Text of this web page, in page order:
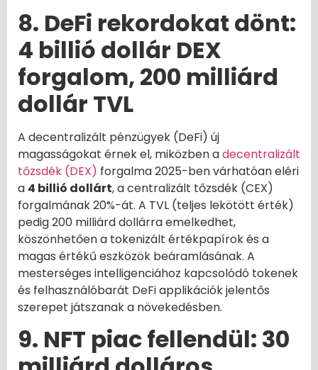
8. DeFi rekordokat dönt:
4 billió dollár DEX
forgalom, 200 milliárd
dollár TVL
A decentralizált pénzügyek (DeFi) új
magasságokat érnek el, miközben adecentralizált
tőzsdék (DEX) forgalma 2025-ben várhatóan eléri
a 4 billió dollárt, a centralizált tőzsdék (CEX)
forgalmának 20%-át. A TVL (teljes lekötött érték)
pedig 200 milliárd dollárra emelkedhet,
köszönhetően a tokenizált értékpapírok és a
magas értékű eszközök beáramlásának. A
mesterséges intelligenciához kapcsolódó tokenek
és felhasználóbarát DeFi applikációk jelentős
szerepet játszanak a növekedésben.
9. NFT piac fellendül: 30